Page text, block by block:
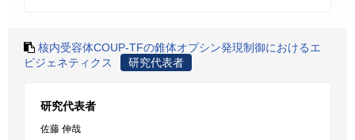
核内受容体COUP-TFの錐体オプシン発現制御におけるエ
ピジェネティクス
研究代表者
研究代表者
佐藤 伸哉